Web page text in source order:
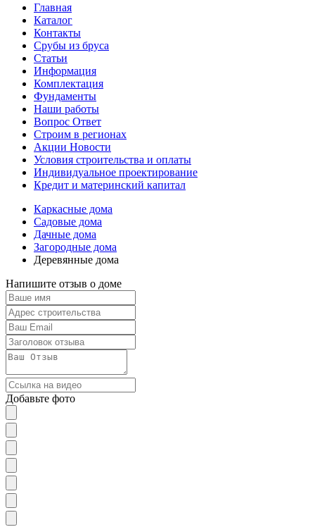
Главная
Каталог
Контакты
Срубы из бруса
Статьи
Информация
Комплектация
Фундаменты
Наши работы
Вопрос Ответ
Строим в регионах
Акции Новости
Условия строительства и оплаты
Индивидуальное проектирование
Кредит и материнский капитал
Каркасные дома
Садовые дома
Дачные дома
Загородные дома
Деревянные дома
Напишите отзыв о доме
Добавьте фото